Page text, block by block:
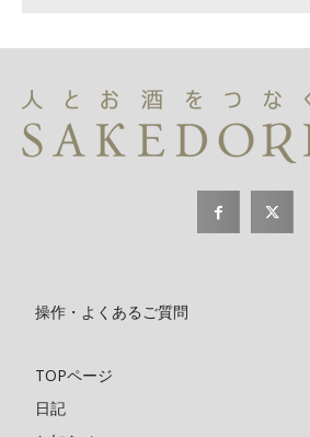
操作・よくあるご質問
TOPページ
日記